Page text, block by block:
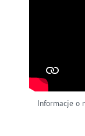
Informacje o